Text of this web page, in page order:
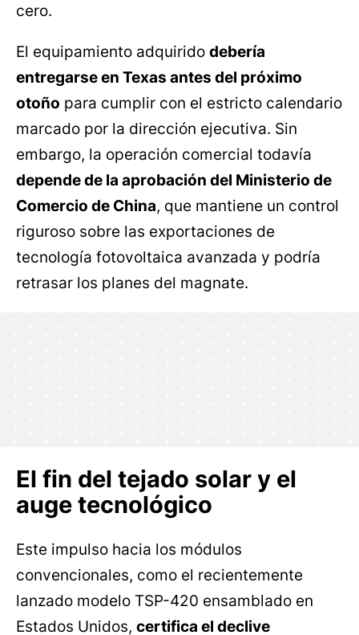
cero.
El equipamiento adquirido debería
entregarse en Texas antes del próximo
otoño para cumplir con el estricto calendario
marcado por la dirección ejecutiva. Sin
embargo, la operación comercial todavía
depende de la aprobación del Ministerio de
Comercio de China, que mantiene un control
riguroso sobre las exportaciones de
tecnología fotovoltaica avanzada y podría
retrasar los planes del magnate.
El fin del tejado solar y el
auge tecnológico
Este impulso hacia los módulos
convencionales, como el recientemente
lanzado modelo TSP-420 ensamblado en
Estados Unidos, certifica el declive